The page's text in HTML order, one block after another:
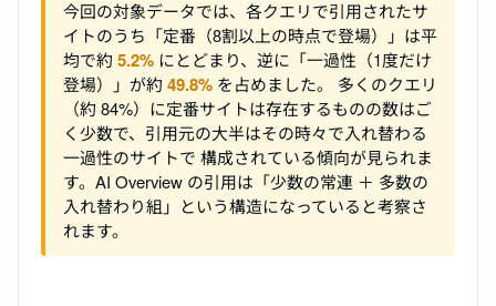
今回の対象データでは、各クエリで引用されたサ
イトのうち「定番（8割以上の時点で登場）」は平
均で約 5.2% にとどまり、逆に「一過性（1度だけ
登場）」が約 49.8% を占めました。 多くのクエリ
（約 84%）に定番サイトは存在するものの数はご
く少数で、引用元の大半はその時々で入れ替わる
一過性のサイトで 構成されている傾向が見られま
す。AI Overview の引用は「少数の常連 ＋ 多数の
入れ替わり組」という構造になっていると考察さ
れます。